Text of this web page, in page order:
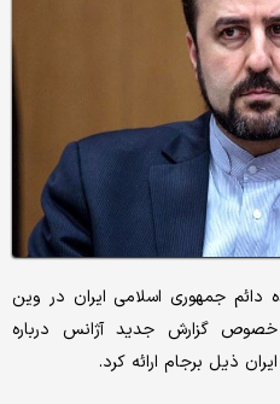
دائم جمهوری اسلامی ایران در وین
گزارش جدید آژانس درباره
ذیل برجام ارائه کرد.